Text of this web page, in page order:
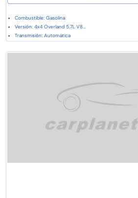
Combustible: Gasolina
Versión: 4x4 Overland 5.7L V8...
Transmisión: Automática